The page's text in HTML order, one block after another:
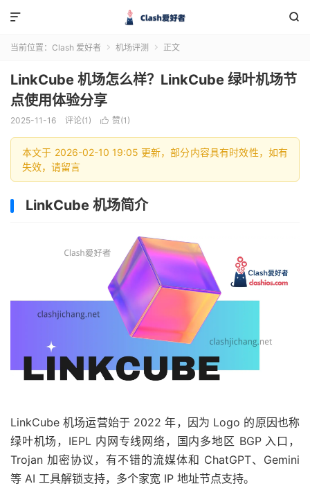


当前位置： Clash 爱好者  机场评测  正文
LinkCube 机场怎么样？LinkCube 绿叶机场节
点使用体验分享
2025-11-16 评论(1)  赞(1 )
本文于 2026-02-10 19:05 更新，部分内容具有时效性，如有
失效，请留言
LinkCube 机场简介
LinkCube 机场运营始于 2022 年，因为 Logo 的原因也称
绿叶机场，IEPL 内网专线网络，国内多地区 BGP 入口，
Trojan 加密协议，有不错的流媒体和 ChatGPT、Gemini
等 AI 工具解锁支持，多个家宽 IP 地址节点支持。